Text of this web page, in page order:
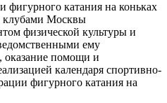
фигурного катания на коньках
клубами Москвы
физической культуры и
ему
оказание помощи и
календаря спортивно-
фигурного катания на